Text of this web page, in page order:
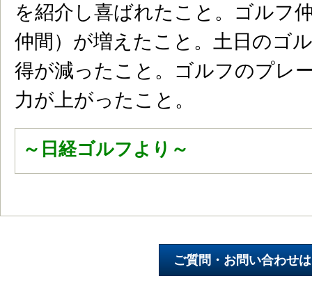
を紹介し喜ばれたこと。ゴルフ
仲間）が増えたこと。土日のゴ
得が減ったこと。ゴルフのプレ
力が上がったこと。
～日経ゴルフより～